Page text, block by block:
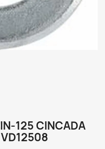
125 CINCADA